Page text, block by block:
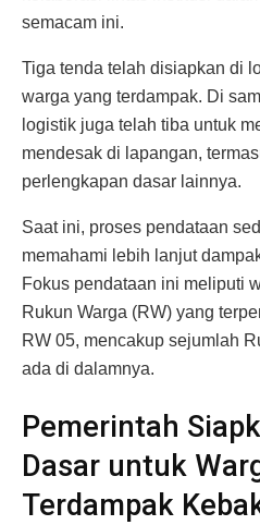
semacam ini.
Tiga tenda telah disiapkan di
warga yang terdampak. Di
logistik juga telah tiba untuk
mendesak di lapangan,
perlengkapan dasar lainnya.
Saat ini, proses pendataan
memahami lebih lanjut
Fokus pendataan ini meliputi
Rukun Warga (RW) yang
RW 05, mencakup sejumlah
ada di dalamnya.
Pemerintah
Dasar untuk
Terdampak